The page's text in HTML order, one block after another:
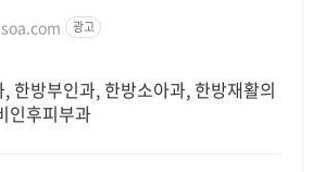
공
광고
한방부인과, 한방소아과, 한방재활의
인후피부과